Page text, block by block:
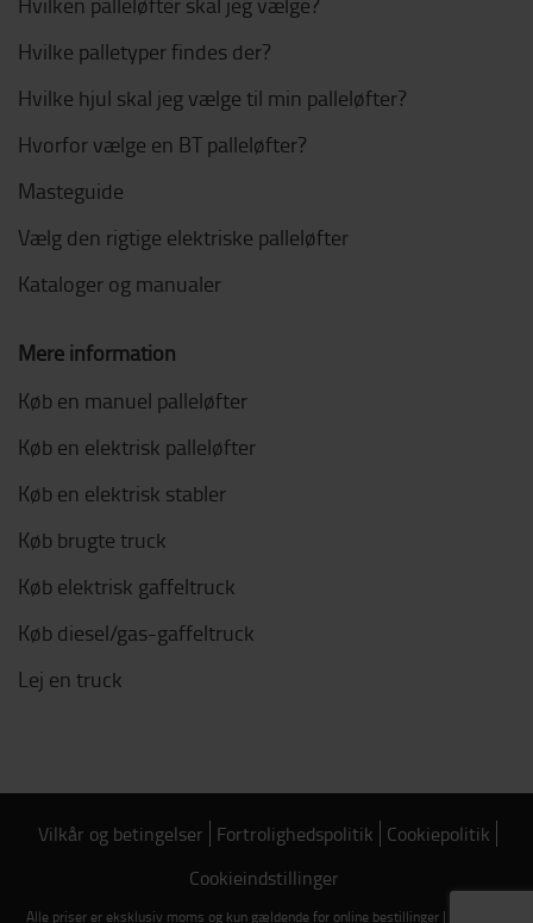
Hvilke palletyper findes der?
Hvilke hjul skal jeg vælge til min palleløfter?
Hvorfor vælge en BT palleløfter?
Masteguide
Vælg den rigtige elektriske palleløfter
Kataloger og manualer
Mere information
Køb en manuel palleløfter
Køb en elektrisk palleløfter
Køb en elektrisk stabler
Køb brugte truck
Køb elektrisk gaffeltruck
Køb diesel/gas-gaffeltruck
Lej en truck
Vilkår og betingelser Fortrolighedspolitik Cookiepolitik
Cookieindstillinger
Alle priser er eksklusiv moms og kun gældende for online bestillinger | Copyright